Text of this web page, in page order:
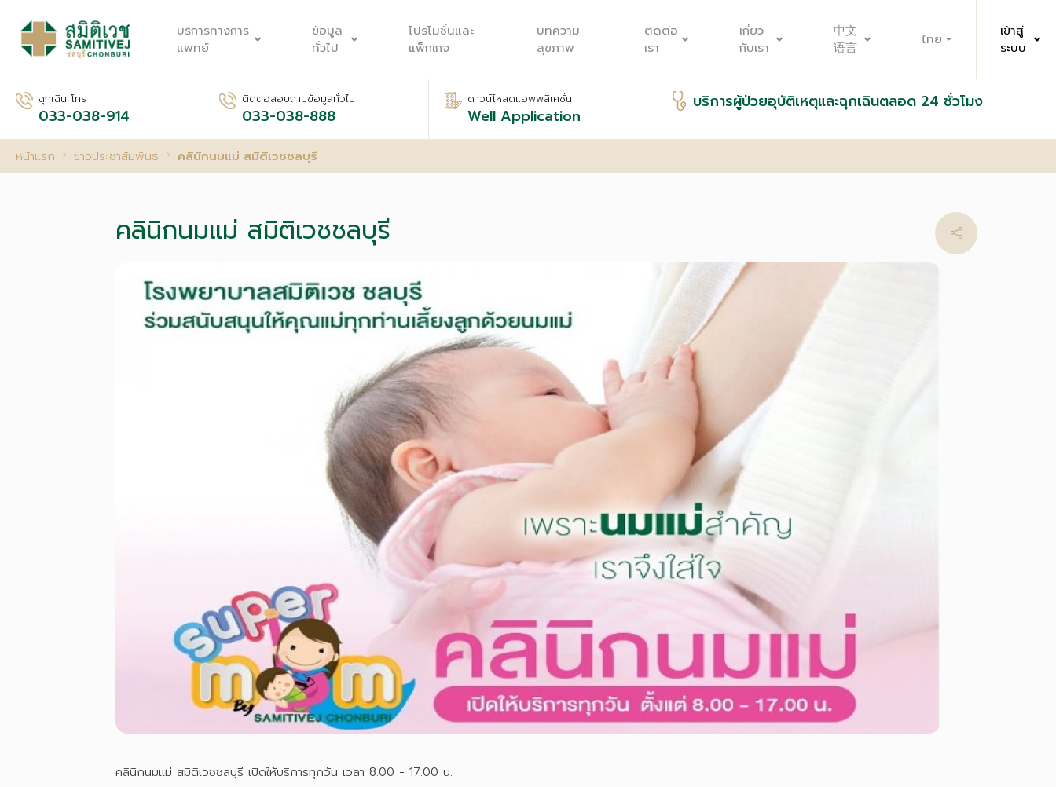
บริการทางการ
แพทย์
ข้อมูล
ทั่วไป
โปรโมชั่นและ
แพ็กเกจ
บทความ
สุขภาพ
ติดต่อ
เรา
เกี่ยว
กับเรา
中文
语言
ไทย
เข้าสู่
ระบบ
ฉุกเฉิน โทร
033-038-914
ติดต่อสอบถามข้อมูลทั่วไป
033-038-888
ดาวน์โหลดแอพพลิเคชั่น
Well Application
บริการผู้ป่วยอุบัติเหตุและฉุกเฉินตลอด 24 ชั่วโมง
หน้าแรก ข่าวประชาสัมพันธ์ คลินิกนมแม่ สมิติเวชชลบุรี
คลินิกนมแม่ สมิติเวชชลบุรี
คลินิกนมแม่ สมิติเวชชลบุรี เปิดให้บริการทุกวัน เวลา 8.00 - 17.00 น.